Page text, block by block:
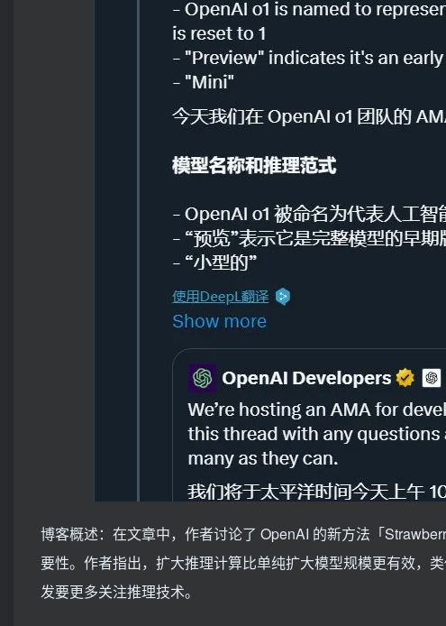
博客概述：在文章中，作者讨论了 OpenAI 的新方法「
要性。作者指出，扩大推理计算比单纯扩大模型规模更有效，
发要更多关注推理技术。